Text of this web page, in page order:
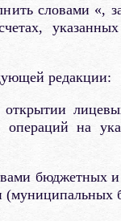
словами «,
редакции:
операций на
бюджетных